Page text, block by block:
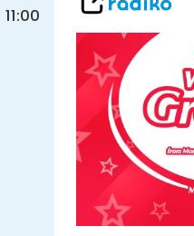
11:00